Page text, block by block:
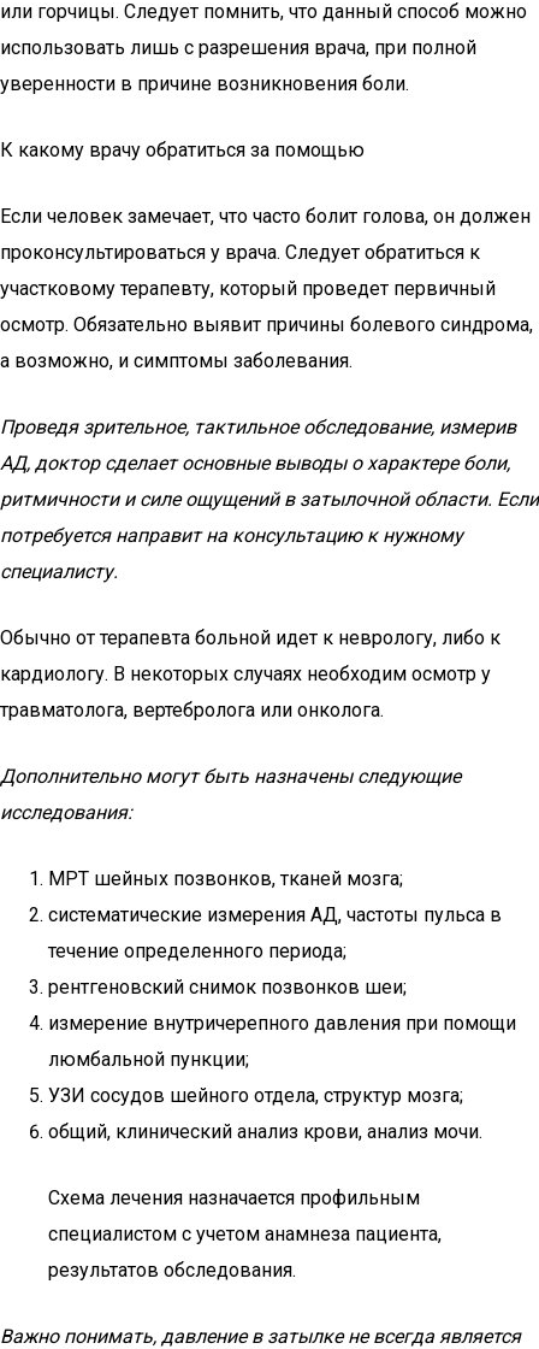
или горчицы. Следует помнить, что данный способ можно
использовать лишь с разрешения врача, при полной
уверенности в причине возникновения боли.
К какому врачу обратиться за помощью
Если человек замечает, что часто болит голова, он должен
проконсультироваться у врача. Следует обратиться к
участковому терапевту, который проведет первичный
осмотр. Обязательно выявит причины болевого синдрома,
а возможно, и симптомы заболевания.
Проведя зрительное, тактильное обследование, измерив
АД, доктор сделает основные выводы о характере боли,
ритмичности и силе ощущений в затылочной области. Если
потребуется направит на консультацию к нужному
специалисту.
Обычно от терапевта больной идет к неврологу, либо к
кардиологу. В некоторых случаях необходим осмотр у
травматолога, вертебролога или онколога.
Дополнительно могут быть назначены следующие
исследования:
МРТ шейных позвонков, тканей мозга;
систематические измерения АД, частоты пульса в
течение определенного периода;
рентгеновский снимок позвонков шеи;
измерение внутричерепного давления при помощи
люмбальной пункции;
УЗИ сосудов шейного отдела, структур мозга;
общий, клинический анализ крови, анализ мочи.
Схема лечения назначается профильным
специалистом с учетом анамнеза пациента,
результатов обследования.
Важно понимать, давление в затылке не всегда является